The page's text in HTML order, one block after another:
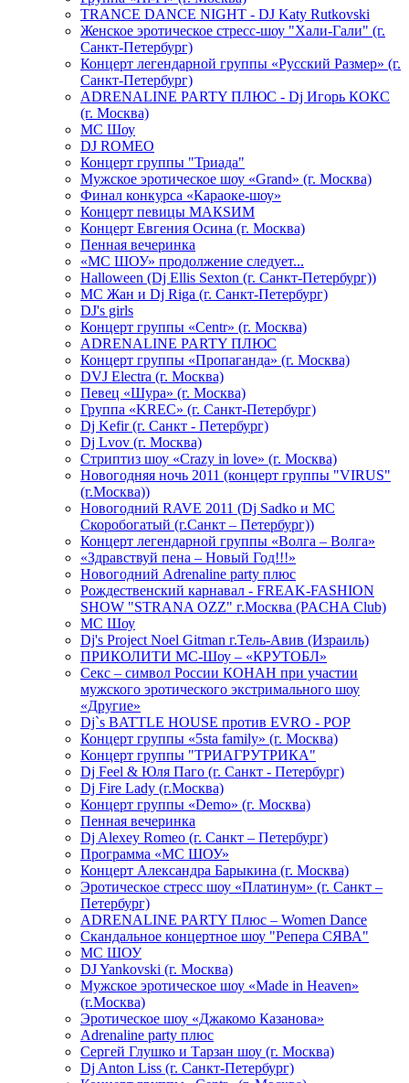
TRANCE DANCE NIGHT - DJ Katy Rutkovski
Женское эротическое стресс-шоу "Хали-Гали" (г.
Санкт-Петербург)
Концерт легендарной группы «Русский Размер» (г.
Санкт-Петербург)
ADRENALINE PARTY ПЛЮС - Dj Игорь КОКС
(г. Москва)
MC Шоу
DJ ROMEO
Концерт группы "Триада"
Мужское эротическое шоу «Grand» (г. Москва)
Финал конкурса «Караоке-шоу»
Концерт певицы МАКSИМ
Концерт Евгения Осина (г. Москва)
Пенная вечеринка
«МС ШОУ» продолжение следует...
Halloween (Dj Ellis Sexton (г. Санкт-Петербург))
МС Жан и Dj Riga (г. Санкт-Петербург)
DJ's girls
Концерт группы «Centr» (г. Москва)
ADRENALINE PARTY ПЛЮС
Концерт группы «Пропаганда» (г. Москва)
DVJ Electra (г. Москва)
Певец «Шура» (г. Москва)
Группа «KREC» (г. Санкт-Петербург)
Dj Kefir (г. Санкт - Петербург)
Dj Lvov (г. Москва)
Стриптиз шоу «Crazy in love» (г. Москва)
Новогодняя ночь 2011 (концерт группы "VIRUS"
(г.Москва))
Новогодний RAVE 2011 (Dj Sadko и MC
Скоробогатый (г.Санкт – Петербург))
Концерт легендарной группы «Волга – Волга»
«Здравствуй пена – Новый Год!!!»
Новогодний Adrenaline party плюс
Рождественский карнавал - FREAK-FASHION
SHOW "STRANA OZZ" г.Москва (PACHA Club)
MC Шоу
Dj's Project Noel Gitman г.Тель-Авив (Израиль)
ПРИКОЛИТИ МС-Шоу – «КРУТОБЛ»
Секс – символ России КОНАН при участии
мужского эротического экстримального шоу
«Другие»
Dj`s BATTLE HOUSE против EVRO - POP
Концерт группы «5sta family» (г. Москва)
Концерт группы "ТРИАГРУТРИКА"
Dj Feel & Юля Паго (г. Санкт - Петербург)
Dj Fire Lady (г.Москва)
Концерт группы «Demo» (г. Москва)
Пенная вечеринка
Dj Alexey Romeo (г. Санкт – Петербург)
Программа «МС ШОУ»
Концерт Александра Барыкина (г. Москва)
Эротическое стресс шоу «Платинум» (г. Санкт –
Петербург)
ADRENALINE PARTY Плюс – Women Dance
Скандальное концертное шоу "Репера СЯВА"
МС ШОУ
DJ Yankovski (г. Москва)
Мужское эротическое шоу «Made in Heaven»
(г.Москва)
Эротическое шоу «Джакомо Казанова»
Adrenaline party плюс
Сергей Глушко и Тарзан шоу (г. Москва)
Dj Anton Liss (г. Санкт-Петербург)